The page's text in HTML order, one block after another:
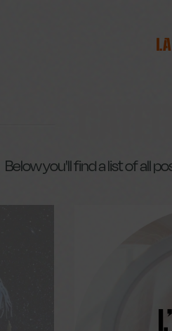
Below you'll find a list of all